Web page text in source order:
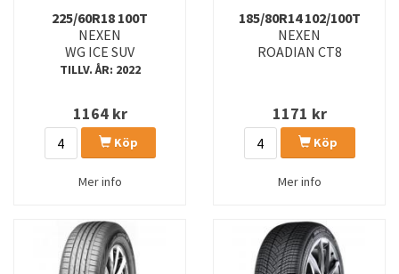
225/60R18 100T
NEXEN
WG ICE SUV
TILLV. ÅR: 2022
1164kr
Köp
Mer info
185/80R14 102/100T
NEXEN
ROADIAN CT8
1171 kr
Köp
Mer info